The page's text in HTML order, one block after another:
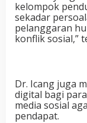
kelompok
sekadar
pelanggaran
konflik sosial,”
Dr. Icang juga
digital bagi
media sosial
pendapat.